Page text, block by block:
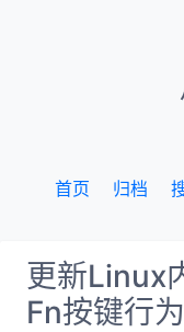
首页 归档
更新Linux
Fn按键行